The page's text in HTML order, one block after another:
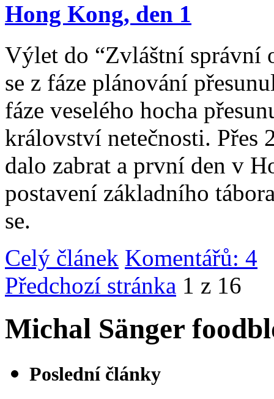
Hong Kong, den 1
Výlet do “Zvláštní správní
se z fáze plánování
fáze veselého hocha
království netečnosti. Přes
dalo zabrat a první den v
postavení základního
se.
Celý článek Komentářů: 4
Předchozí stránka 1 z 16
Michal Sänger
Poslední články